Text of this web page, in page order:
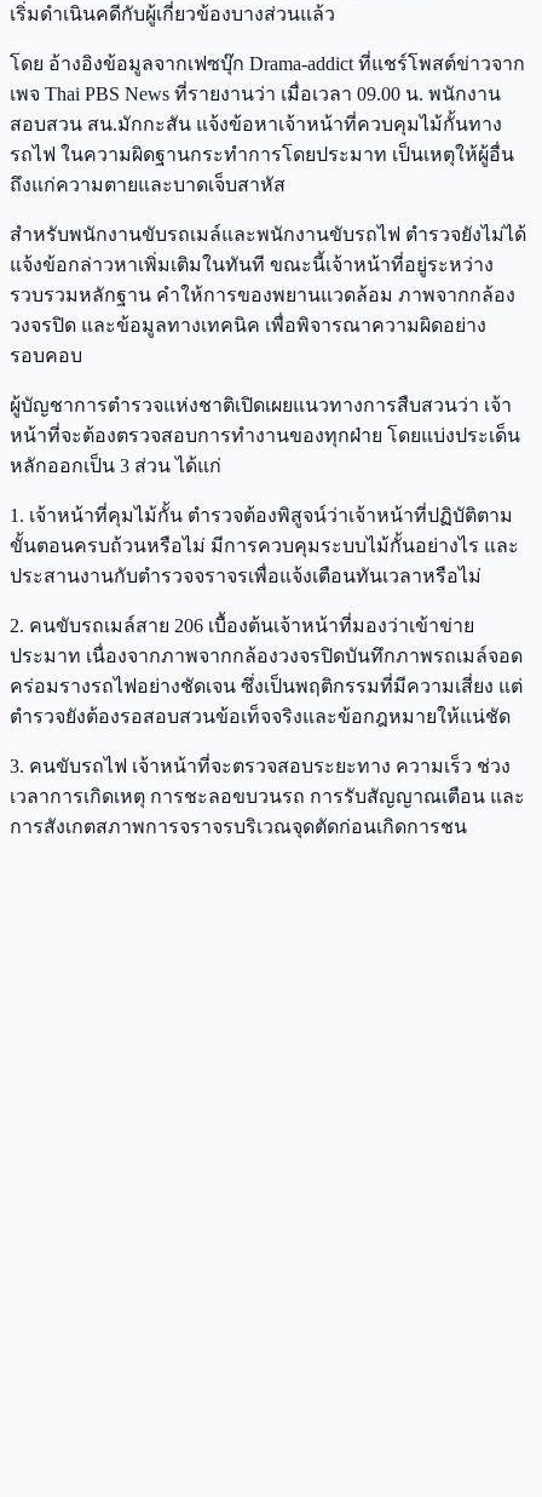
เริ่มดำเนินคดีกับผู้เกี่ยวข้องบางส่วนแล้ว
โดย อ้างอิงข้อมูลจากเฟซบุ๊ก Drama-addict ที่แชร์โพสต์ข่าวจาก
เพจ Thai PBS News ที่รายงานว่า เมื่อเวลา 09.00 น. พนักงาน
สอบสวน สน.มักกะสัน แจ้งข้อหาเจ้าหน้าที่ควบคุมไม้กั้นทาง
รถไฟ ในความผิดฐานกระทำการโดยประมาท เป็นเหตุให้ผู้อื่น
ถึงแก่ความตายและบาดเจ็บสาหัส
สำหรับพนักงานขับรถเมล์และพนักงานขับรถไฟ ตำรวจยังไม่ได้
แจ้งข้อกล่าวหาเพิ่มเติมในทันที ขณะนี้เจ้าหน้าที่อยู่ระหว่าง
รวบรวมหลักฐาน คำให้การของพยานแวดล้อม ภาพจากกล้อง
วงจรปิด และข้อมูลทางเทคนิค เพื่อพิจารณาความผิดอย่าง
รอบคอบ
ผู้บัญชาการตำรวจแห่งชาติเปิดเผยแนวทางการสืบสวนว่า เจ้า
หน้าที่จะต้องตรวจสอบการทำงานของทุกฝ่าย โดยแบ่งประเด็น
หลักออกเป็น 3 ส่วน ได้แก่
1. เจ้าหน้าที่คุมไม้กั้น ตำรวจต้องพิสูจน์ว่าเจ้าหน้าที่ปฏิบัติตาม
ขั้นตอนครบถ้วนหรือไม่ มีการควบคุมระบบไม้กั้นอย่างไร และ
ประสานงานกับตำรวจจราจรเพื่อแจ้งเตือนทันเวลาหรือไม่
2. คนขับรถเมล์สาย 206 เบื้องต้นเจ้าหน้าที่มองว่าเข้าข่าย
ประมาท เนื่องจากภาพจากกล้องวงจรปิดบันทึกภาพรถเมล์จอด
คร่อมรางรถไฟอย่างชัดเจน ซึ่งเป็นพฤติกรรมที่มีความเสี่ยง แต่
ตำรวจยังต้องรอสอบสวนข้อเท็จจริงและข้อกฎหมายให้แน่ชัด
3. คนขับรถไฟ เจ้าหน้าที่จะตรวจสอบระยะทาง ความเร็ว ช่วง
เวลาการเกิดเหตุ การชะลอขบวนรถ การรับสัญญาณเตือน และ
การสังเกตสภาพการจราจรบริเวณจุดตัดก่อนเกิดการชน